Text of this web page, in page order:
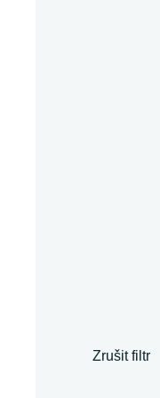
Zrušit filtr